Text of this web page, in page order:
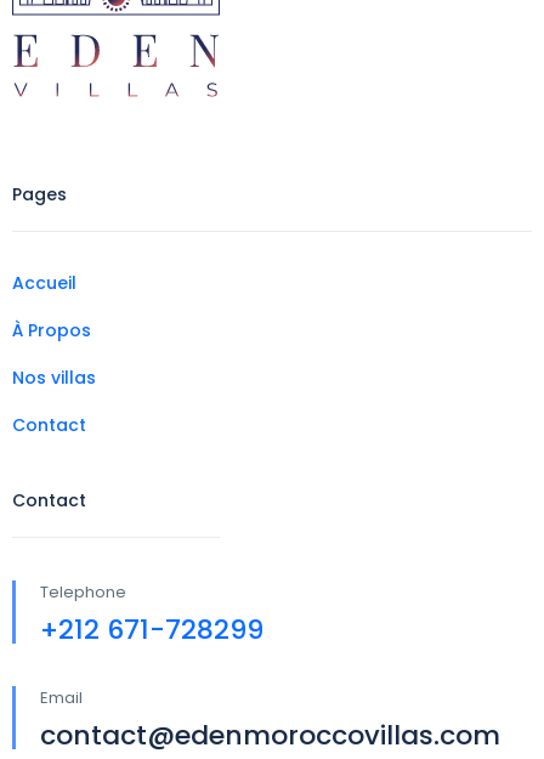
Pages
Accueil
À Propos
Nos villas
Contact
Contact
Telephone
+212 671-728299
Email
contact@edenmoroccovillas.com